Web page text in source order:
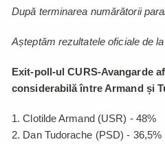
După terminarea numărătorii
Așteptăm rezultatele oficiale de
Exit-poll-ul CURS-Avangarde
considerabilă între Armand și
1. Clotilde Armand (USR) - 48%
2. Dan Tudorache (PSD) - 36,5%